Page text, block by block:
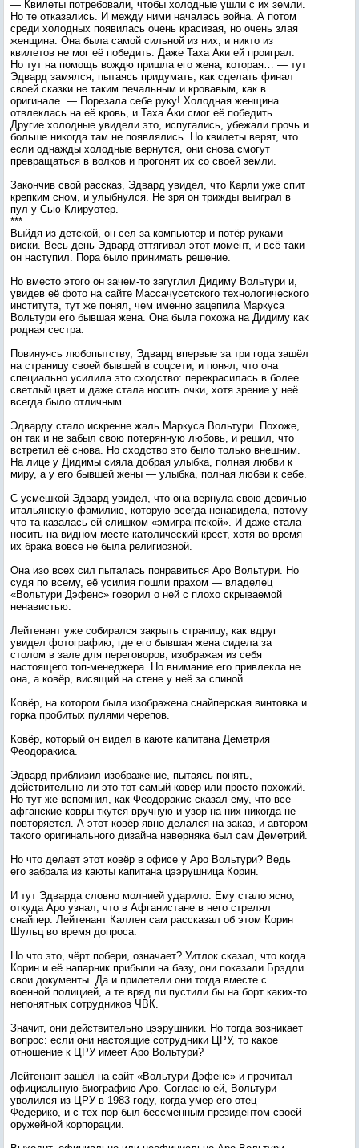
— Квилеты потребовали, чтобы холодные ушли с их земли.
Но те отказались. И между ними началась война. А потом
среди холодных появилась очень красивая, но очень злая
женщина. Она была самой сильной из них, и никто из
квилетов не мог её победить. Даже Таха Аки ей проиграл.
Но тут на помощь вождю пришла его жена, которая… — тут
Эдвард замялся, пытаясь придумать, как сделать финал
своей сказки не таким печальным и кровавым, как в
оригинале. — Порезала себе руку! Холодная женщина
отвлеклась на её кровь, и Таха Аки смог её победить.
Другие холодные увидели это, испугались, убежали прочь и
больше никогда там не появлялись. Но квилеты верят, что
если однажды холодные вернутся, они снова смогут
превращаться в волков и прогонят их со своей земли.
Закончив свой рассказ, Эдвард увидел, что Карли уже спит
крепким сном, и улыбнулся. Не зря он трижды выиграл в
пул у Сью Клируотер.
***
Выйдя из детской, он сел за компьютер и потёр руками
виски. Весь день Эдвард оттягивал этот момент, и всё-таки
он наступил. Пора было принимать решение.
Но вместо этого он зачем-то загуглил Дидиму Вольтури и,
увидев её фото на сайте Массачусетского технологического
института, тут же понял, чем именно зацепила Маркуса
Вольтури его бывшая жена. Она была похожа на Дидиму как
родная сестра.
Повинуясь любопытству, Эдвард впервые за три года зашёл
на страницу своей бывшей в соцсети, и понял, что она
специально усилила это сходство: перекрасилась в более
светлый цвет и даже стала носить очки, хотя зрение у неё
всегда было отличным.
Эдварду стало искренне жаль Маркуса Вольтури. Похоже,
он так и не забыл свою потерянную любовь, и решил, что
встретил её снова. Но сходство это было только внешним.
На лице у Дидимы сияла добрая улыбка, полная любви к
миру, а у его бывшей жены — улыбка, полная любви к себе.
С усмешкой Эдвард увидел, что она вернула свою девичью
итальянскую фамилию, которую всегда ненавидела, потому
что та казалась ей слишком «эмигрантской». И даже стала
носить на видном месте католический крест, хотя во время
их брака вовсе не была религиозной.
Она изо всех сил пыталась понравиться Аро Вольтури. Но
судя по всему, её усилия пошли прахом — владелец
«Вольтури Дэфенс» говорил о ней с плохо скрываемой
ненавистью.
Лейтенант уже собирался закрыть страницу, как вдруг
увидел фотографию, где его бывшая жена сидела за
столом в зале для переговоров, изображая из себя
настоящего топ-менеджера. Но внимание его привлекла не
она, а ковёр, висящий на стене у неё за спиной.
Ковёр, на котором была изображена снайперская винтовка и
горка пробитых пулями черепов.
Ковёр, который он видел в каюте капитана Деметрия
Феодоракиса.
Эдвард приблизил изображение, пытаясь понять,
действительно ли это тот самый ковёр или просто похожий.
Но тут же вспомнил, как Феодоракис сказал ему, что все
афганские ковры ткутся вручную и узор на них никогда не
повторяется. А этот ковёр явно делался на заказ, и автором
такого оригинального дизайна наверняка был сам Деметрий.
Но что делает этот ковёр в офисе у Аро Вольтури? Ведь
его забрала из каюты капитана цээрушница Корин.
И тут Эдварда словно молнией ударило. Ему стало ясно,
откуда Аро узнал, что в Афганистане в него стрелял
снайпер. Лейтенант Каллен сам рассказал об этом Корин
Шульц во время допроса.
Но что это, чёрт побери, означает? Уитлок сказал, что когда
Корин и её напарник прибыли на базу, они показали Брэдли
свои документы. Да и прилетели они тогда вместе с
военной полицией, а те вряд ли пустили бы на борт каких-то
непонятных сотрудников ЧВК.
Значит, они действительно цээрушники. Но тогда возникает
вопрос: если они настоящие сотрудники ЦРУ, то какое
отношение к ЦРУ имеет Аро Вольтури?
Лейтенант зашёл на сайт «Вольтури Дэфенс» и прочитал
официальную биографию Аро. Согласно ей, Вольтури
уволился из ЦРУ в 1983 году, когда умер его отец
Федерико, и с тех пор был бессменным президентом своей
оружейной корпорации.